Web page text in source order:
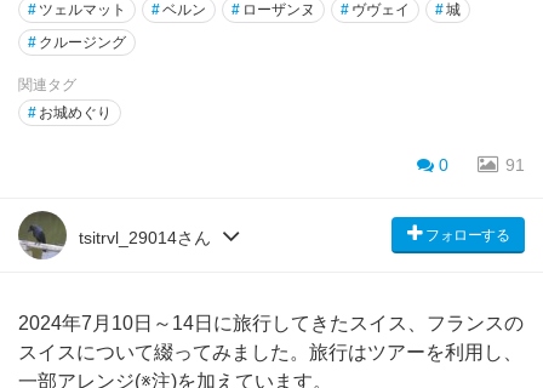
# ツェルマット #ベルン # ローザンヌ # ヴヴェイ #城
# クルージング
関連タグ
# お城めぐり
0 91
tsitrvl_29014さん フォローする
2024年7月10日～14日に旅行してきたスイス、フランスの
スイスについて綴ってみました。旅行はツアーを利用し、
一部アレンジ(※注)を加えています。